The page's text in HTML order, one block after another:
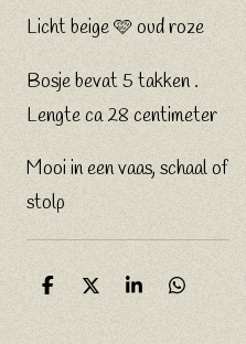
Licht beige 🩷 oud roze
Bosje bevat 5 takken .
Lengte ca 28 centimeter
Mooi in een vaas, schaal of
stolp
D
D
S
D